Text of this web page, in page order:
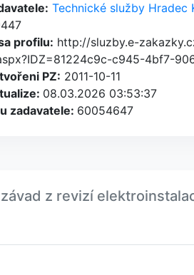
Technické služby Hradec
profilu: http://sluzby.e-
c945-4bf7-
PZ: 2011-10-11
08.03.2026 03:53:37
zadavatele: 60054647
z revizí